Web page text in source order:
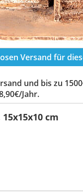
Versand für
und bis zu
Jahr.
cm